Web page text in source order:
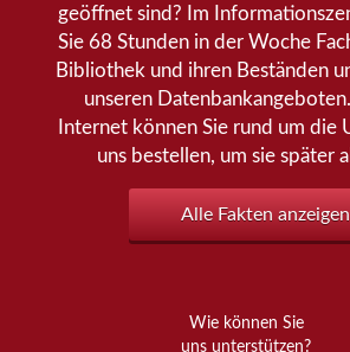
geöffnet sind? Im
Sie 68 Stunden in der Woche
Bibliothek und ihren Beständen
unseren
Internet können Sie rund um die
uns bestellen, um sie später
Alle Fakten anzeigen
Wie können Sie
uns unterstützen?